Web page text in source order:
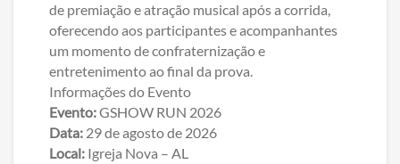
de premiação e atração musical após a corrida,
oferecendo aos participantes e acompanhantes
um momento de confraternização e
entretenimento ao final da prova.
Informações do Evento
Evento:GSHOW RUN 2026
Data: 29 de agosto de 2026
Local: Igreja Nova – AL